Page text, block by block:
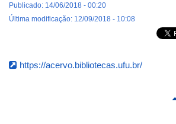
Publicado: 14/06/2018 - 00:20
Última modificação: 12/09/2018 - 10:08
https://acervo.bibliotecas.ufu.br/